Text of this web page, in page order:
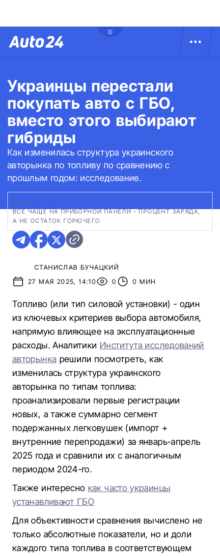
Украинцы перестали
покупать авто с ГБО,
вместо этого выбирают
гибриды
Как изменилась структура украинского
авторынка по топливу по сравнению с
прошлым годом: исследование.
ФОТО:
ВСЕ ЧАЩЕ НА ПРИБОРНОЙ ПАНЕЛИ - ПРОЦЕНТ ЗАРЯДА,
А НЕ ОСТАТОК ГОРЮЧЕГО
СТАНИСЛАВ БУЧАЦКИЙ
27 МАЯ 2025, 14:10
0 0 МИН
Топливо (или тип силовой установки) - один
из ключевых критериев выбора автомобиля,
напрямую влияющее на эксплуатационные
расходы. Аналитики Института исследований
авторынка решили посмотреть, как
изменилась структура украинского
авторынка по типам топлива:
проанализировали первые регистрации
новых, а также суммарно сегмент
подержанных легковушек (импорт +
внутренние перепродажи) за январь-апрель
2025 года и сравнили их с аналогичным
периодом 2024-го.
Также интересно как часто украинцы
устанавливают ГБО
Для объективности сравнения вычислено не
только абсолютные показатели, но и доли
каждого типа топлива в соответствующем